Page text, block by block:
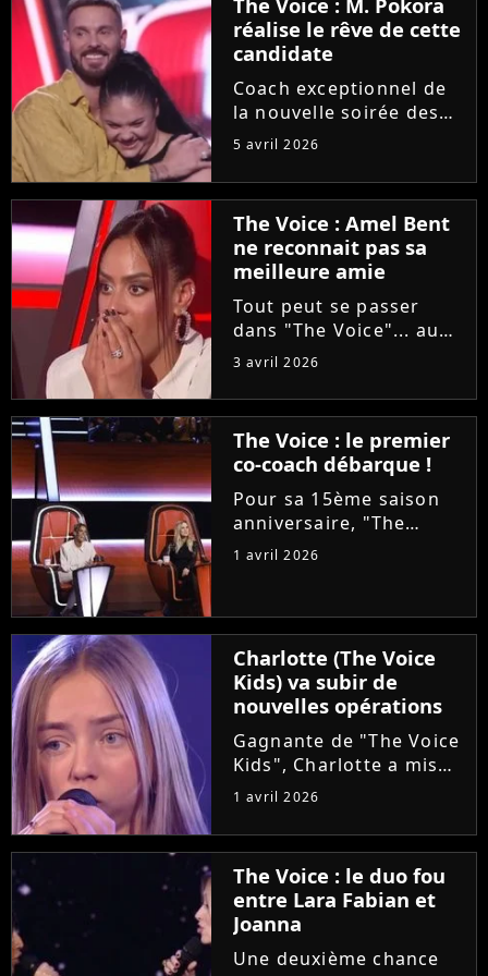
réalise le rêve de cette
candidate
Coach exceptionnel de
la nouvelle soirée des
auditions à l'aveugle de
a accepté de partager
un moment privilégié
avec une candidate
"fan" depuis sa plus
tendre...
5 avril 2026
The Voice : Amel Bent
ne reconnait pas sa
meilleure amie
Tout peut se passer
dans "The Voice"... au
grand dam d'Amel Bent
chanteuse ne va pas
reconnaître la voix de
sa meilleure amie, qui
est pourtant sa
choriste. Regardez...
3 avril 2026
The Voice : le premier
co-coach débarque !
Pour sa 15ème saison
anniversaire, "The
Voice" met les petits
accueillera un coach
supplémentaire pour ce
qui est annoncé comme
"une première...
1 avril 2026
Charlotte (The Voice
Kids) va subir de
nouvelles opérations
Gagnante de "The Voice
Kids", Charlotte a mis
en lumière son combat
infantile. Alors qu'elle
démarre une tournée
avec l'association The
Kids Harmony, la
chanteuse...
1 avril 2026
The Voice : le duo fou
entre Lara Fabian et
Joanna
Une deuxième chance